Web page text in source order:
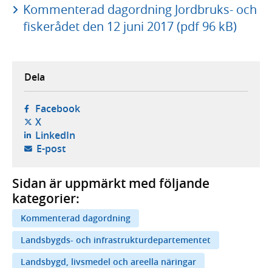
Kommenterad dagordning Jordbruks- och
fiskerådet den 12 juni 2017 (pdf 96 kB)
Dela
Facebook- öppnas i ny flik, extern webbplats,
X- öppnas i ny flik, extern webbplats,
LinkedIn- öppnas i ny flik, extern webbplats,
E-post- öppnar din e-postklient,
Sidan är uppmärkt med följande
kategorier:
Kommenterad dagordning
Landsbygds- och infrastrukturdepartementet
Landsbygd, livsmedel och areella näringar